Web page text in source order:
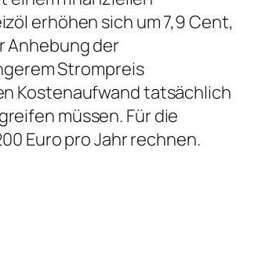
erhöhen sich um 7,9 Cent,
Anhebung der
Strompreis
Kostenaufwand tatsächlich
müssen. Für die
Euro pro Jahr rechnen.